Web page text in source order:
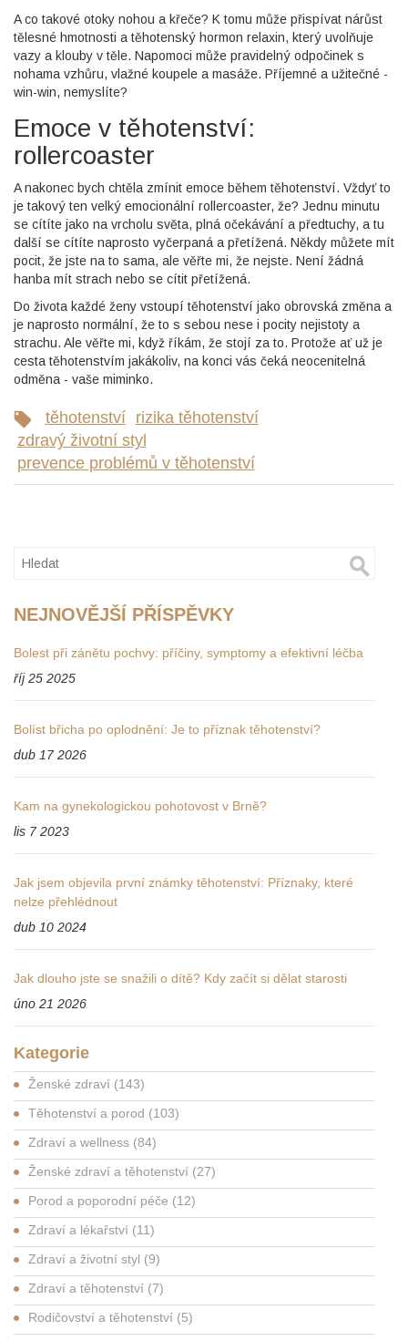
A co takové otoky nohou a křeče? K tomu může přispívat nárůst
tělesné hmotnosti a těhotenský hormon relaxin, který uvolňuje
vazy a klouby v těle. Napomoci může pravidelný odpočinek s
nohama vzhůru, vlažné koupele a masáže. Příjemné a užitečné -
win-win, nemyslíte?
Emoce v těhotenství:
rollercoaster
A nakonec bych chtěla zmínit emoce během těhotenství. Vždyť to
je takový ten velký emocionální rollercoaster, že? Jednu minutu
se cítíte jako na vrcholu světa, plná očekávání a předtuchy, a tu
další se cítíte naprosto vyčerpaná a přetížená. Někdy můžete mít
pocit, že jste na to sama, ale věřte mi, že nejste. Není žádná
hanba mít strach nebo se cítit přetížená.
Do života každé ženy vstoupí těhotenství jako obrovská změna a
je naprosto normální, že to s sebou nese i pocity nejistoty a
strachu. Ale věřte mi, když říkám, že stojí za to. Protože ať už je
cesta těhotenstvím jakákoliv, na konci vás čeká neocenitelná
odměna - vaše miminko.
těhotenství
rizika těhotenství
zdravý životní styl
prevence problémů v těhotenství
NEJNOVĚJŠÍ PŘÍSPĚVKY
Bolest při zánětu pochvy: příčiny, symptomy a efektivní léčba
říj 25 2025
Bolíst břicha po oplodnění: Je to příznak těhotenství?
dub 17 2026
Kam na gynekologickou pohotovost v Brně?
lis 7 2023
Jak jsem objevila první známky těhotenství: Příznaky, které
nelze přehlédnout
dub 10 2024
Jak dlouho jste se snažili o dítě? Kdy začít si dělat starosti
úno 21 2026
Kategorie
Ženské zdraví (143)
Těhotenství a porod (103)
Zdraví a wellness (84)
Ženské zdraví a těhotenství (27)
Porod a poporodní péče (12)
Zdraví a lékařství (11)
Zdraví a životní styl (9)
Zdraví a těhotenství (7)
Rodičovství a těhotenství (5)